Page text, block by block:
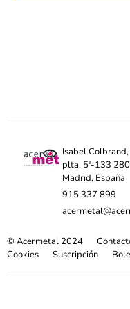
Isabel
plta. 5ª-133
Madrid, España
915 337 899
© Acermetal 2024
Cookies
Suscripción